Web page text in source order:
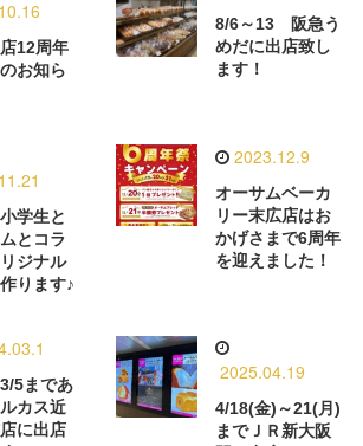
店12周年
お知ら
8/6～13 阪急う
めだに出店致し
ます！
学生と
とコラ
ジナル
ります♪
2023.12.9
オーサムベーカ
リー末広店はお
かげさまで6周年
を迎えました！
5まであ
カス近
に出店
2025.04.19
4/18(金)～21(月)
までＪＲ新大阪